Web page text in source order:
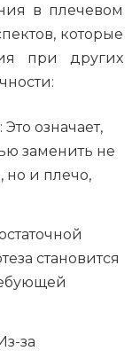
в плечевом
которые
при других
означает,
заменить не
но и плечо,
становится
за